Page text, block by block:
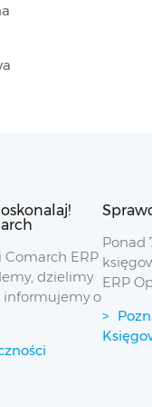
Comarch ERP
dzielimy
informujemy o
Ponad
ERP